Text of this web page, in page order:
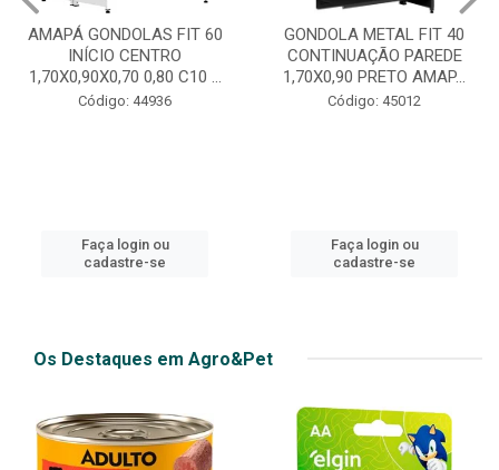
GONDOLA METAL FIT 40
CONTINUAÇÃO PAREDE
1,70X0,90 PRETO AMAP...
Código: 45012
Faça login ou
cadastre-se
GONDOLA METAL FIT 40
INICIO CENTRO 1,70X0,90
PRETO AMAPÁ
Código: 45013
cadastre-se
Os Destaques em Agro&Pet